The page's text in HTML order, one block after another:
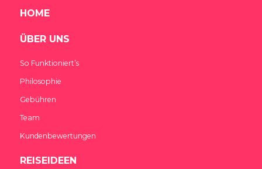
HOME
ÜBER UNS
So Funktioniert’s
Philosophie
Gebühren
Team
Kundenbewertungen
REISEIDEEN